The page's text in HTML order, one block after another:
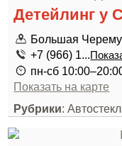
Детейлинг у
Большая
+7 (966) 1...
пн-сб
Показать на карте
Рубрики: